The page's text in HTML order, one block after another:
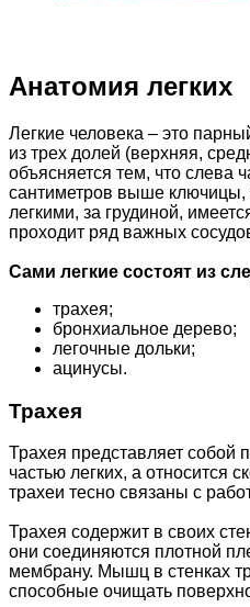
Анатомия легких
Легкие человека – это
из трех долей (верхняя,
объясняется тем, что слева
сантиметров выше
легкими, за грудиной,
проходит ряд важных
Сами легкие состоят из
трахея;
бронхиальное дерево;
легочные дольки;
ацинусы.
Трахея
Трахея представляет собой
частью легких, а относится
трахеи тесно связаны с
Трахея содержит в своих
они соединяются плотной
мембрану. Мышц в стенках
способные очищать